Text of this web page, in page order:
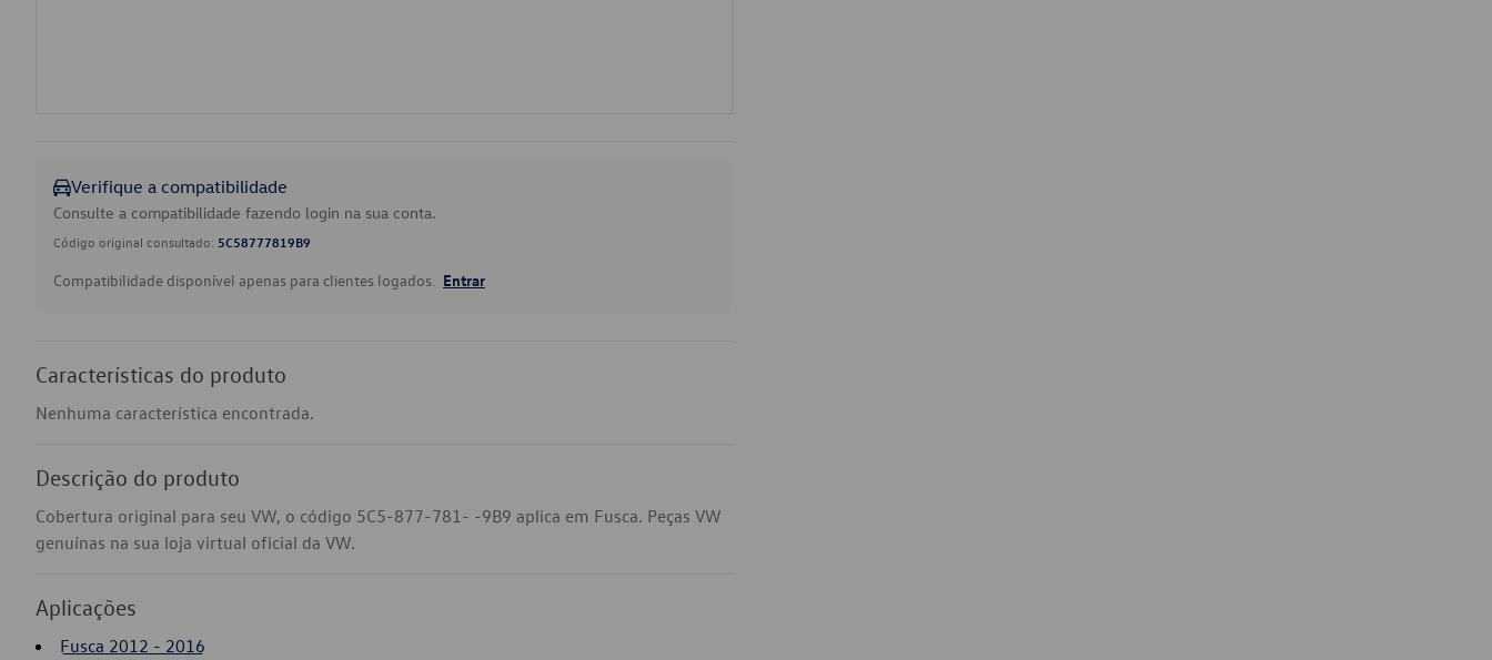
Verifique a compatibilidade
Consulte a compatibilidade fazendo login na sua conta.
Código original consultado: 5C58777819B9
Compatibilidade disponível apenas para clientes logados. Entrar
Características do produto
Nenhuma característica encontrada.
Descrição do produto
Cobertura original para seu VW, o código 5C5-877-781- -9B9 aplica em Fusca. Peças VW
genuínas na sua loja virtual oficial da VW.
Aplicações
Fusca 2012 - 2016